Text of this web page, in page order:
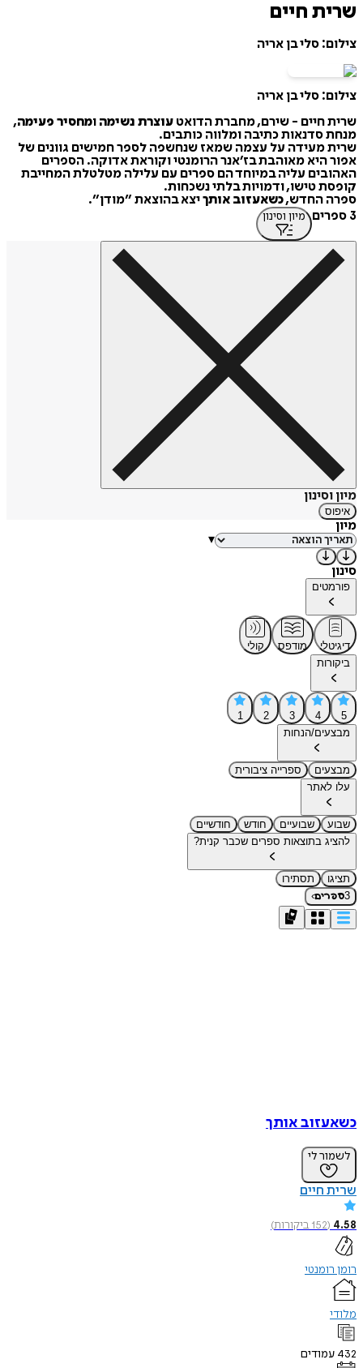
שרית חיים
צילום: סלי בן אריה
צילום: סלי בן אריה
שרית חיים - שירם, מחברת הדואט עוצרת נשימה ומחסיר פעימה,
מנחת סדנאות כתיבה ומלווה כותבים.
שרית מעידה על עצמה שמאז שנחשפה לספר חמישים גוונים של
אפור היא מאוהבת בז׳אנר הרומנטי וקוראת אדוקה. הספרים
האהובים עליה במיוחד הם ספרים עם עלילה מטלטלת המחייבת
קופסת טישו, ודמויות בלתי נשכחות.
ספרה החדש,כשאעזוב אותךיצא בהוצאת ״מודן״.
3 ספרים
מיון וסינון
מיון וסינון
איפוס
מיון
▾
סינון
פורמטים
דיגיטלי מודפס
קולי
ביקורות
5
4
3
2
1
מבצעים/הנחות
מבצעים
ספרייה ציבורית
עלו לאתר
שבוע שבועיים חודש
חודשיים
להציג בתוצאות ספרים שכבר קנית?
תציגו
תסתירו
3ספרים›
כשאעזוב אותך
לשמור לי
שרית חיים
4.58
(
152ביקורות)
רומן רומנטי
מלודי
432 עמודים